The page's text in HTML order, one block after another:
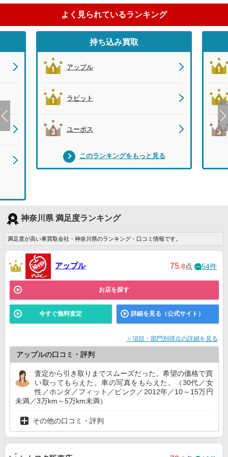
よく見られているランキング
持ち込み買取
アップル
ラビット
ユーポス
このランキングをもっと見る
神奈川県 満足度ランキング
満足度が高い車買取会社・神奈川県のランキング・口コミ情報です。
アップル 75.8点 54件
お店を探す
今すぐ無料査定 詳細を見る（公式サイト）
＞項目・部門別得点の詳細を見る
アップルの口コミ・評判
査定から引き取りまでスムーズだった。希望の価格で買
い取ってもらえた。車の写真をもらえた。（30代／女
性／ホンダ／フィット／ピンク／2012年／10～15万円
未満／3万km～5万km未満）
その他の口コミ・評判